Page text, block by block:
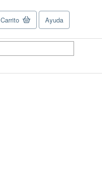
Carrito Ayuda